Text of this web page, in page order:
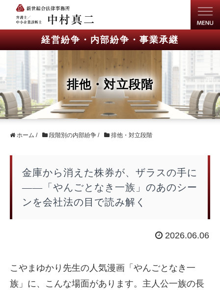
経営紛争・内部紛争・事業承継
排他・対立段階
ホーム / 段階別の内部紛争 / 排他・対立段階
金庫から消えた株券が、ザラスの手に
――「やんごとなき一族」のあのシー
ンを会社法の目で読み解く
2026.06.06
こやまゆかり先生の人気漫画「やんごとなき一
族」に、こんな場面があります。主人公一族の長